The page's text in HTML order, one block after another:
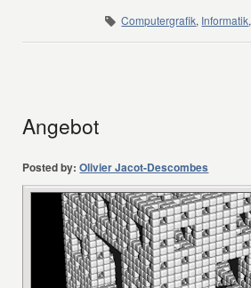
Computergrafik, Informatik,
Angebot
Posted by: Olivier Jacot-Descombes